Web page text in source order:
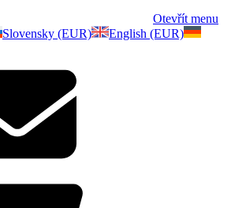
Otevřít menu
Slovensky (EUR)
English (EUR)